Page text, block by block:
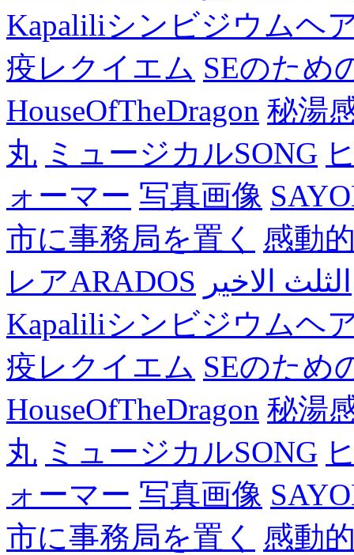
Kapaliliシンビジウムヘ
疫レクイエム SEのため
HouseOfTheDragon 秘湯
丸 ミュージカルSONG
ォーマー 写真画像
市に事務局を置く
感動
レアARADOS الثلث الاخير
Kapaliliシンビジウムヘ
疫レクイエム SEのため
HouseOfTheDragon 秘湯
丸 ミュージカルSONG
ォーマー 写真画像
市に事務局を置く
感動